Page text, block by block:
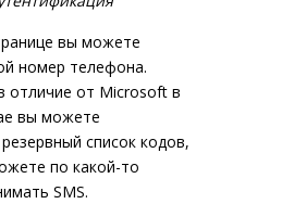
вы можете
номер телефона.
отличие от Microsoft в
вы можете
список кодов,
по какой-то
SMS.